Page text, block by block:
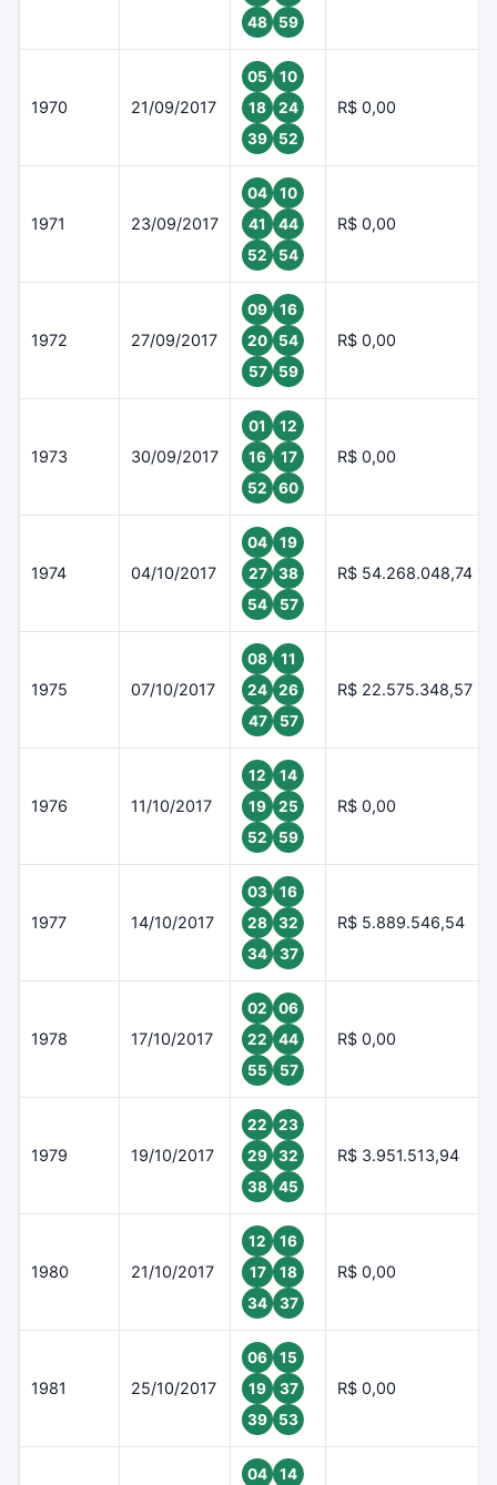
48
59
1970 21/09/2017
05
10
18
24
39
52
R$ 0,00
1971 23/09/2017
04
10
41
44
52
54
R$ 0,00
1972 27/09/2017
09
16
20
54
57
59
R$ 0,00
1973 30/09/2017
01
12
16
17
52
60
R$ 0,00
1974 04/10/2017
04
19
27
38
54
57
R$ 54.268.048,74
1975 07/10/2017
08
11
24
26
47
57
R$ 22.575.348,57
1976 11/10/2017
12
14
19
25
52
59
R$ 0,00
1977 14/10/2017
03
16
28
32
34
37
R$ 5.889.546,54
1978 17/10/2017
02
06
22
44
55
57
R$ 0,00
1979 19/10/2017
22
23
29
32
38
45
R$ 3.951.513,94
1980 21/10/2017
12
16
17
18
34
37
R$ 0,00
1981 25/10/2017
06
15
19
37
39
53
R$ 0,00
04
14